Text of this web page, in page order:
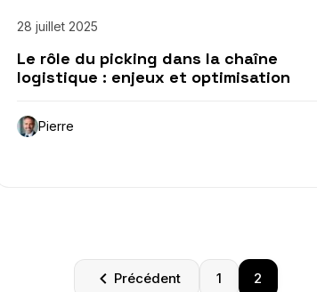
28 juillet 2025
Le rôle du picking dans la chaîne
logistique : enjeux et optimisation
Pierre
Précédent 1 2